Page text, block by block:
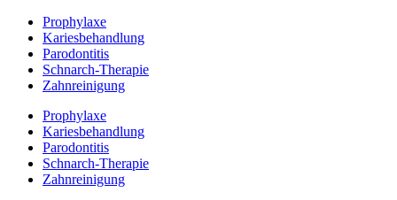
Prophylaxe
Kariesbehandlung
Parodontitis
Schnarch-Therapie
Zahnreinigung
Prophylaxe
Kariesbehandlung
Parodontitis
Schnarch-Therapie
Zahnreinigung